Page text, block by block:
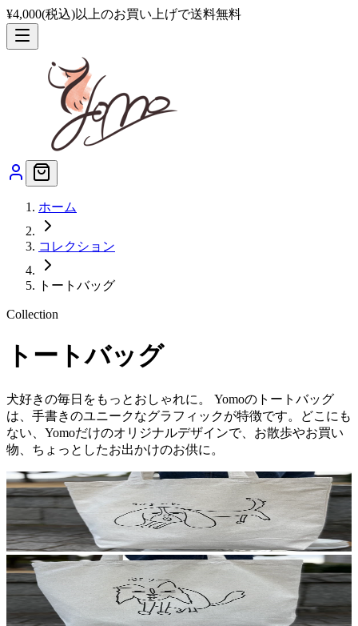
¥4,000(税込)以上のお買い上げで送料無料
ホーム
コレクション
トートバッグ
Collection
トートバッグ
犬好きの毎日をもっとおしゃれに。 Yomoのトートバッグ
は、手書きのユニークなグラフィックが特徴です。どこにも
ない、Yomoだけのオリジナルデザインで、お散歩やお買い
物、ちょっとしたお出かけのお供に。